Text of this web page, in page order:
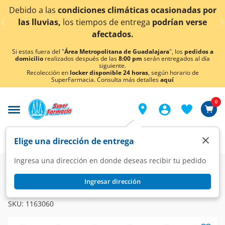
< div class="carousel-inner">
ocasionadas por
podrían verse
¡Ahora también en
conocer
Si estas fuera del "Área Metropolitana de Guadalajara", los pedidos a
domicilio realizados después de las8:00 pm serán entregados al día
siguiente.
Recolección en locker disponible 24 horas, según horario de
SuperFarmacia. Consulta más detallesaquí
Elige una dirección de entrega
Ingresa una dirección en donde deseas recibir tu pedido
Ingresar dirección
×
0
Farmacia Medicina Dolor Analgésicos
Syncol 500mg/25mg/15mg, 12 Comprimidos.
SKU: 1163060